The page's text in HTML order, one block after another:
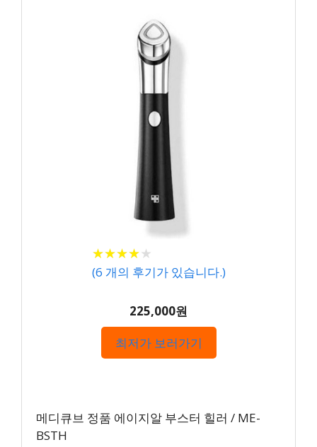
★★★★★
★★★★★
(6 개의 후기가 있습니다.)
225,000원
최저가 보러가기
메디큐브 정품 에이지알 부스터 힐러 / ME-
BSTH